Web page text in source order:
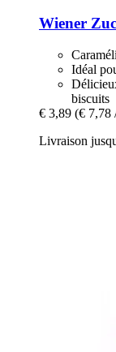
Wiener
Idéal
biscuits
€ 3,89 (€ 7,78
Livraison